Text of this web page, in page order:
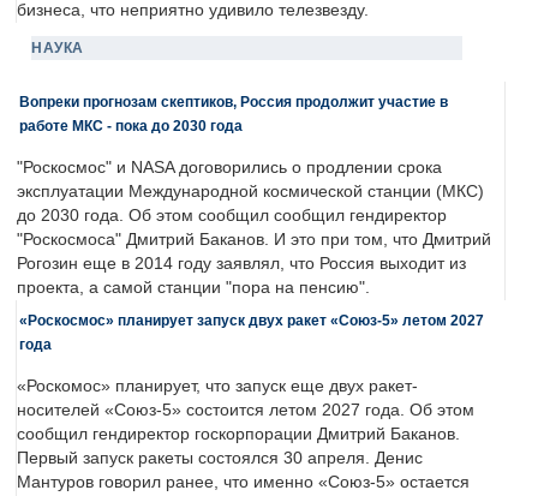
бизнеса, что неприятно удивило телезвезду.
НАУКА
Вопреки прогнозам скептиков, Россия продолжит участие в
работе МКС - пока до 2030 года
"Роскосмос" и NASA договорились о продлении срока
эксплуатации Международной космической станции (МКС)
до 2030 года. Об этом сообщил сообщил гендиректор
"Роскосмоса" Дмитрий Баканов. И это при том, что Дмитрий
Рогозин еще в 2014 году заявлял, что Россия выходит из
проекта, а самой станции "пора на пенсию".
«Роскосмос» планирует запуск двух ракет «Союз-5» летом 2027
года
«Роскомос» планирует, что запуск еще двух ракет-
носителей «Союз-5» состоится летом 2027 года. Об этом
сообщил гендиректор госкорпорации Дмитрий Баканов.
Первый запуск ракеты состоялся 30 апреля. Денис
Мантуров говорил ранее, что именно «Союз-5» остается